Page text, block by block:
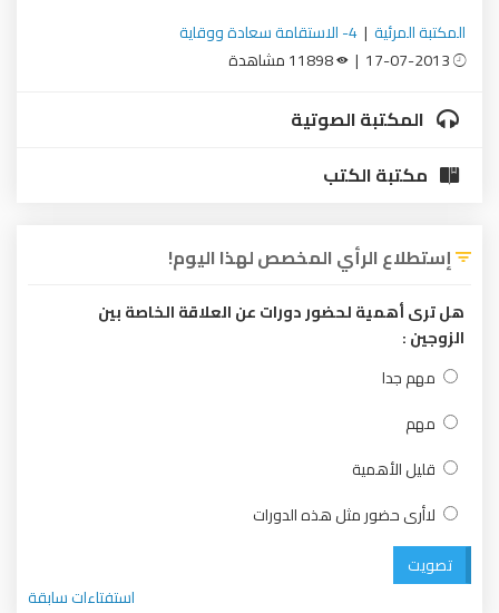
المكتبة المرئية | 4- الاستقامة سعادة ووقاية
المكتبة الصوتية
مكتبة الكتب
إستطلاع الرأي المخصص لهذا اليوم!
هل ترى أهمية لحضور دورات عن العلاقة الخاصة بين
الزوجين :
مهم جدا
مهم
قليل الأهمية
لاأرى حضور مثل هذه الدورات
تصويت
استفتاءات سابقة